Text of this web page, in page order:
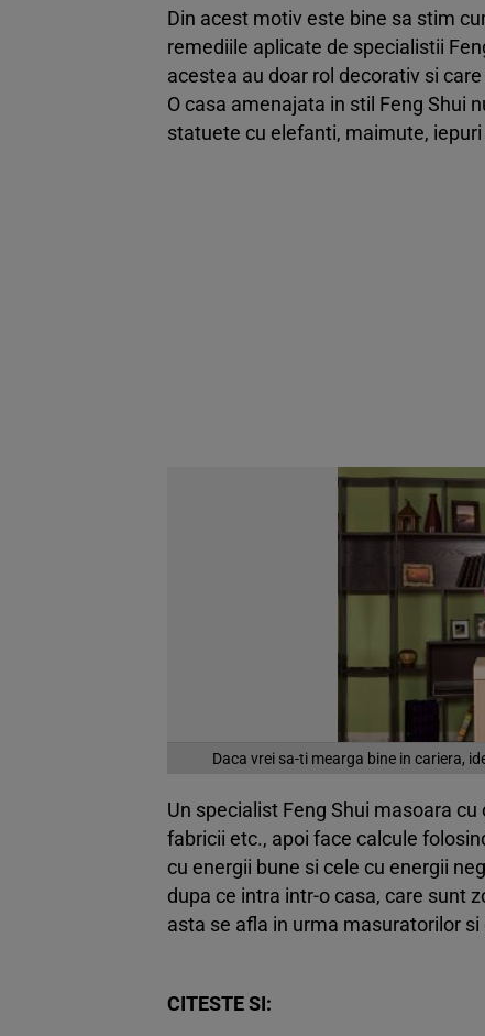
Din acest motiv este bine sa stim
remediile aplicate de specialistii
acestea au doar rol decorativ si
O casa amenajata in stil Feng Shui
statuete cu elefanti, maimute,
Daca vrei sa-ti mearga bine in cariera,
Un specialist Feng Shui masoara
fabricii etc., apoi face calcule
cu energii bune si cele cu energii
dupa ce intra intr-o casa, care sunt
asta se afla in urma masuratorilor si
CITESTE SI: